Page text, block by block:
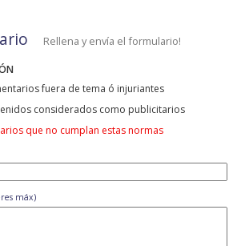
Rellena y envía el formulario!
fuera de tema ó injuriantes
considerados como publicitarios
que no cumplan estas normas
máx)